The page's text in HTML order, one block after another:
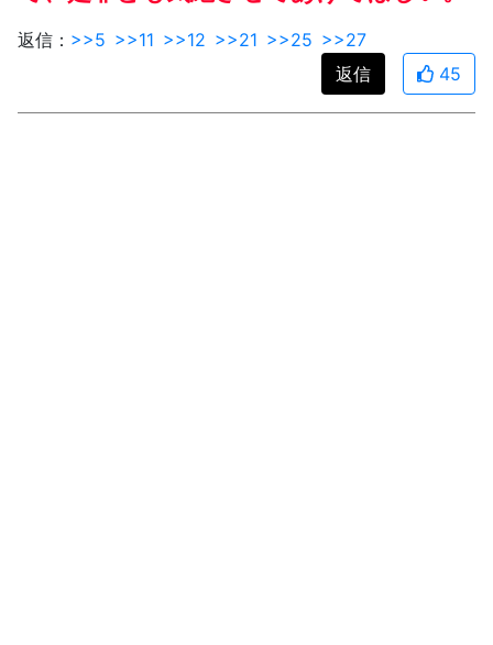
返信： >>5 >>11 >>12 >>21 >>25 >>27
返信
45